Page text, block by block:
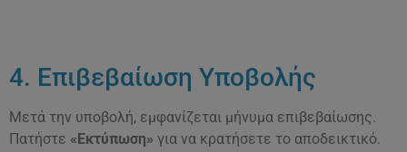
4. Επιβεβαίωση Υποβολής
Μετά την υποβολή, εμφανίζεται μήνυμα επιβεβαίωσης.
Πατήστε «Εκτύπωση» για να κρατήσετε το αποδεικτικό.